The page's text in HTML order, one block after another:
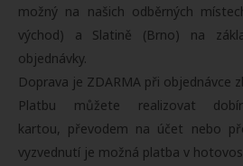
možný na našich odběrných
východ) a Slatině (Brno) na
objednávky.
Doprava je ZDARMA při objednávce
Platbu můžete realizovat
kartou, převodem na účet nebo
vyzvednutí je možná platba v